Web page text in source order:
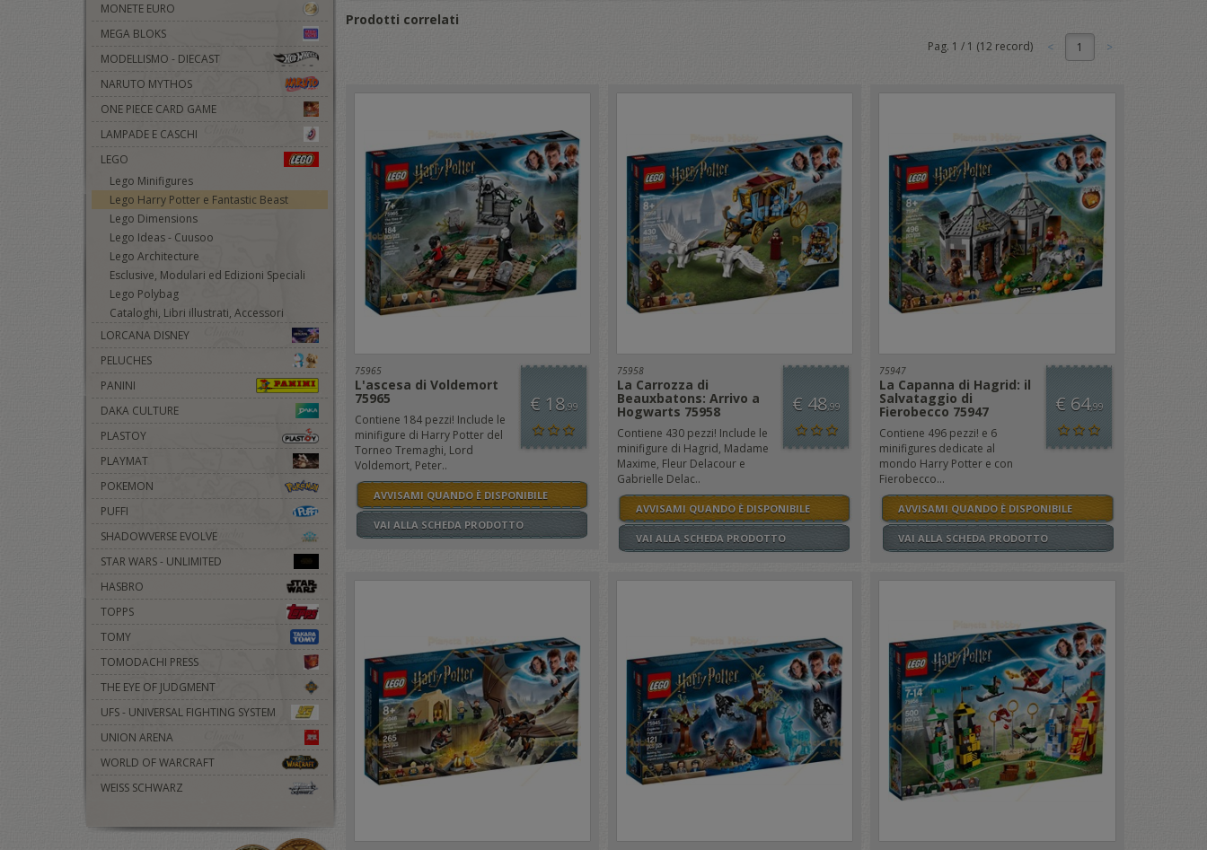
MONETE EURO
MEGA BLOKS
MODELLISMO - DIECAST
NARUTO MYTHOS
ONE PIECE CARD GAME
LAMPADE E CASCHI
LEGO
Lego Minifigures
Lego Harry Potter e Fantastic Beast
Lego Dimensions
Lego Ideas - Cuusoo
Lego Architecture
Esclusive, Modulari ed Edizioni Speciali
Lego Polybag
Cataloghi, Libri illustrati, Accessori
LORCANA DISNEY
PELUCHES
PANINI
DAKA CULTURE
PLASTOY
PLAYMAT
POKEMON
PUFFI
SHADOWVERSE EVOLVE
STAR WARS - UNLIMITED
HASBRO
TOPPS
TOMY
TOMODACHI PRESS
THE EYE OF JUDGMENT
UFS - UNIVERSAL FIGHTING SYSTEM
UNION ARENA
WORLD OF WARCRAFT
WEISS SCHWARZ
Prodotti correlati
Pag. 1 / 1 (12 record) 1
75965
L'ascesa di Voldemort
75965
Contiene 184 pezzi! Include le
minifigure di Harry Potter del
Torneo Tremaghi, Lord
Voldemort, Peter..
€ 18,99
AVVISAMI QUANDO È DISPONIBILE
VAI ALLA SCHEDA PRODOTTO
75958
La Carrozza di
Beauxbatons: Arrivo a
Hogwarts 75958
Contiene 430 pezzi! Include le
minifigure di Hagrid, Madame
Maxime, Fleur Delacour e
Gabrielle Delac..
€ 48,99
AVVISAMI QUANDO È DISPONIBILE
VAI ALLA SCHEDA PRODOTTO
75947
La Capanna di Hagrid: il
Salvataggio di
Fierobecco 75947
Contiene 496 pezzi! e 6
minifigures dedicate al
mondo Harry Potter e con
Fierobecco...
€ 64,99
AVVISAMI QUANDO È DISPONIBILE
VAI ALLA SCHEDA PRODOTTO